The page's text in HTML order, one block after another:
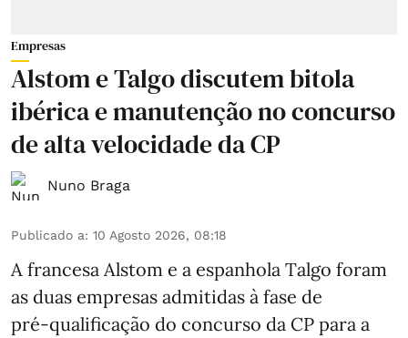
Empresas
Alstom e Talgo discutem bitola
ibérica e manutenção no concurso
de alta velocidade da CP
Nuno Braga
Publicado a: 10 Agosto 2026, 08:18
A francesa Alstom e a espanhola Talgo foram
as duas empresas admitidas à fase de
pré‑qualificação do concurso da CP para a